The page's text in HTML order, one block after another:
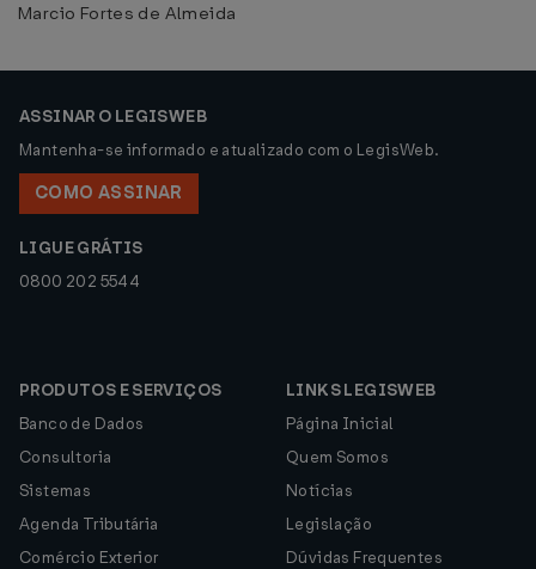
Marcio Fortes de Almeida
ASSINAR O LEGISWEB
Mantenha-se informado e atualizado com o LegisWeb.
COMO ASSINAR
LIGUE GRÁTIS
0800 202 5544
PRODUTOS E SERVIÇOS
Banco de Dados
Consultoria
Sistemas
Agenda Tributária
Comércio Exterior
LINKS LEGISWEB
Página Inicial
Quem Somos
Notícias
Legislação
Dúvidas Frequentes